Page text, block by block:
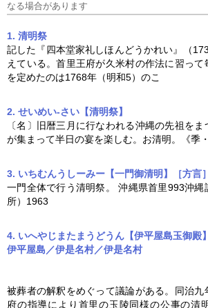
なる場合があります
1. 清明祭
記した『四本堂家礼しほんどうかれい』（
えている。首里王府が久米村の作法に習って
を定めたのは1768年（明和5）のこ
2. せいめい‐さい【清明祭】
〔名〕旧暦三月に行なわれる沖縄の先祖を
が集まって半日の宴を楽しむ。お清明。《季
3. いちむんうしーみー【一門御清明】［方言］
一門全体で行う清明祭。 沖縄県首里993沖
所）1963
4. いへやじまたまうどうん【伊平屋島玉御殿
伊平屋島／伊是名村／伊是名村
被葬者の解釈をめぐって議論がある。同治九
府の指導により首里の玉陵同様の公事の清